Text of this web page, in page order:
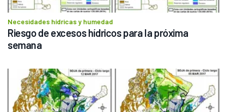
Necesidades hídricas y humedad
Riesgo de excesos hídricos para la próxima
semana